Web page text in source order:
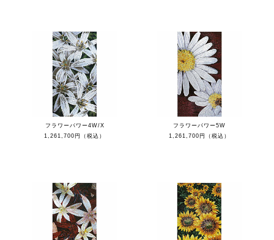
フラワーパワー4W/X
1,261,700円（税込）
フラワーパワー5W
1,261,700円（税込）